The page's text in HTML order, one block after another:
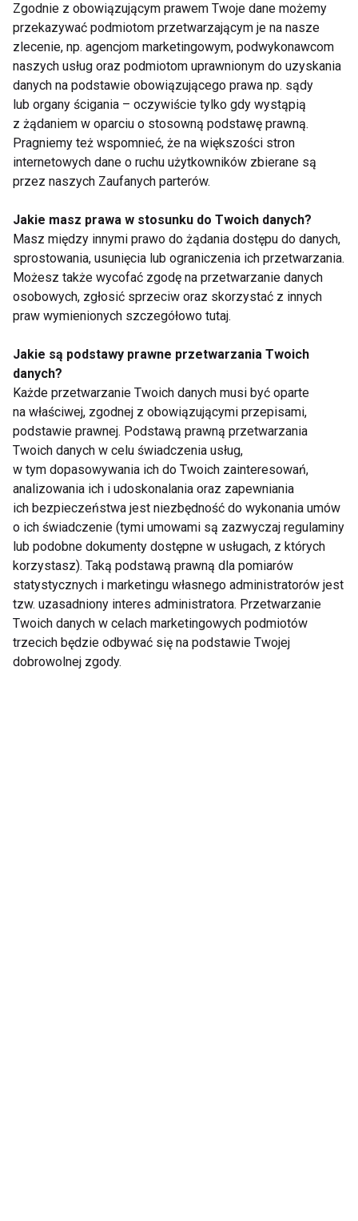
Zdrowie
Niezbędne dla serca i
mięśni. Dlaczego
kwasy omega-3?
Ten problem może
dotyczyć nawet co
świecie. Lekarka:
Pacjentki często boją
się mówić o bólu
podczas stosunku
Mounjaro vs Ozempic
– różnice, skuteczność
i co wybrać?
Otyłość to choroba, a
Wybieramykolagen.pl
z formułą Kolagen
13000 Stawy i Skóra
Insulinooporność – 10
objawów, których nie
warto ignorować
Zgodnie z obowiązującym prawem Twoje dane możemy
przekazywać podmiotom przetwarzającym je na nasze
zlecenie, np. agencjom marketingowym, podwykonawcom
naszych usług oraz podmiotom uprawnionym do uzyskania
danych na podstawie obowiązującego prawa np. sądy
lub organy ścigania – oczywiście tylko gdy wystąpią
z żądaniem w oparciu o stosowną podstawę prawną.
Pragniemy też wspomnieć, że na większości stron
internetowych dane o ruchu użytkowników zbierane są
przez naszych Zaufanych parterów.
Jakie masz prawa w stosunku do Twoich danych?
Masz między innymi prawo do żądania dostępu do danych,
sprostowania, usunięcia lub ograniczenia ich przetwarzania.
Możesz także wycofać zgodę na przetwarzanie danych
osobowych, zgłosić sprzeciw oraz skorzystać z innych
praw wymienionych szczegółowo tutaj.
Jakie są podstawy prawne przetwarzania Twoich
danych?
Każde przetwarzanie Twoich danych musi być oparte
na właściwej, zgodnej z obowiązującymi przepisami,
podstawie prawnej. Podstawą prawną przetwarzania
Twoich danych w celu świadczenia usług,
w tym dopasowywania ich do Twoich zainteresowań,
analizowania ich i udoskonalania oraz zapewniania
ich bezpieczeństwa jest niezbędność do wykonania umów
o ich świadczenie (tymi umowami są zazwyczaj regulaminy
lub podobne dokumenty dostępne w usługach, z których
korzystasz). Taką podstawą prawną dla pomiarów
statystycznych i marketingu własnego administratorów jest
tzw. uzasadniony interes administratora. Przetwarzanie
Twoich danych w celach marketingowych podmiotów
trzecich będzie odbywać się na podstawie Twojej
dobrowolnej zgody.